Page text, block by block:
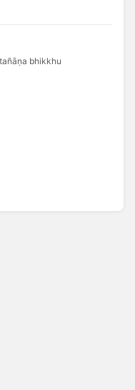
bhikkhu